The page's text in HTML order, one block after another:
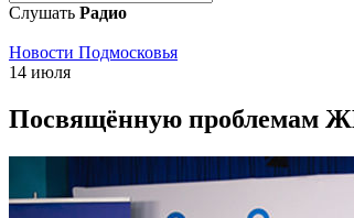
Слушать Радио
Новости Подмосковья
14 июля
Посвящённую проблемам